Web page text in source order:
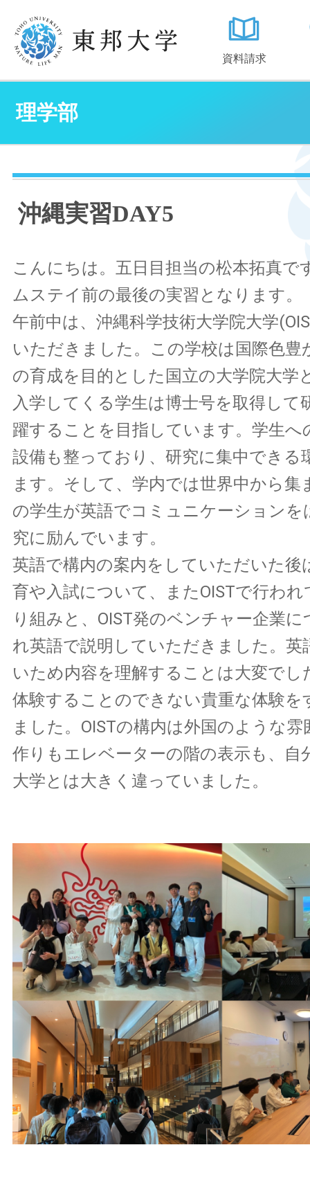
資料請求
理学部
沖縄実習DAY5
こんにちは。五日目担当の松本拓真で
ムステイ前の最後の実習となります。
午前中は、沖縄科学技術大学院大学
いただきました。この学校は国際色豊
の育成を目的とした国立の大学院大学
入学してくる学生は博士号を取得して
躍することを目指しています。学生へ
設備も整っており、研究に集中できる
ます。そして、学内では世界中から集
の学生が英語でコミュニケーションを
究に励んでいます。
英語で構内の案内をしていただいた後
育や入試について、またOISTで行われ
り組みと、OIST発のベンチャー企業
れ英語で説明していただきました。英
いため内容を理解することは大変でし
体験することのできない貴重な体験を
ました。OISTの構内は外国のような雰
作りもエレベーターの階の表示も、自
大学とは大きく違っていました。